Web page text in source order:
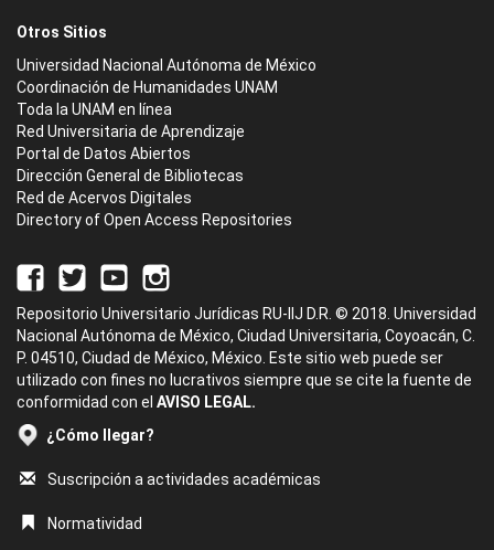
Otros Sitios
Universidad Nacional Autónoma de México
Coordinación de Humanidades UNAM
Toda la UNAM en línea
Red Universitaria de Aprendizaje
Portal de Datos Abiertos
Dirección General de Bibliotecas
Red de Acervos Digitales
Directory of Open Access Repositories
Repositorio Universitario Jurídicas RU-IIJ D.R. © 2018. Universidad
Nacional Autónoma de México, Ciudad Universitaria, Coyoacán, C.
P. 04510, Ciudad de México, México. Este sitio web puede ser
utilizado con fines no lucrativos siempre que se cite la fuente de
conformidad con el AVISO LEGAL.
¿Cómo llegar?
Suscripción a actividades académicas
Normatividad